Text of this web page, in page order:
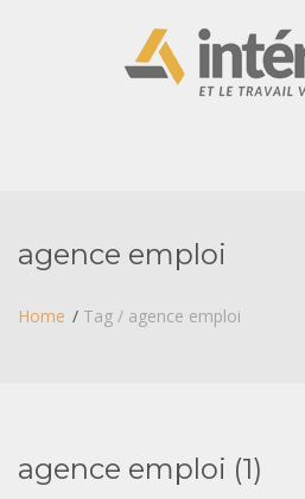
agence emploi
Home Tag / agence emploi
agence emploi (1)